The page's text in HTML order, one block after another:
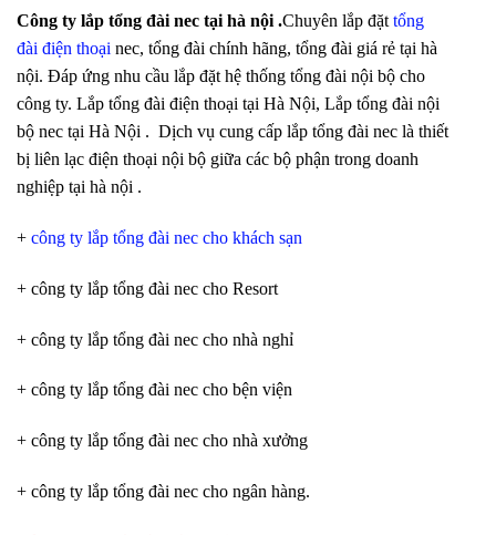
Công ty lắp tổng đài nec tại hà nội .Chuyên lắp đặt tổng
đài điện thoại nec, tổng đài chính hãng, tổng đài giá rẻ tại hà
nội. Đáp ứng nhu cầu lắp đặt hệ thống tổng đài nội bộ cho
công ty. Lắp tổng đài điện thoại tại Hà Nội, Lắp tổng đài nội
bộ nec tại Hà Nội . Dịch vụ cung cấp lắp tổng đài nec là thiết
bị liên lạc điện thoại nội bộ giữa các bộ phận trong doanh
nghiệp tại hà nội .
+ công ty lắp tổng đài nec cho khách sạn
+ công ty lắp tổng đài nec cho Resort
+ công ty lắp tổng đài nec cho nhà nghỉ
+ công ty lắp tổng đài nec cho bện viện
+ công ty lắp tổng đài nec cho nhà xưởng
+ công ty lắp tổng đài nec cho ngân hàng.